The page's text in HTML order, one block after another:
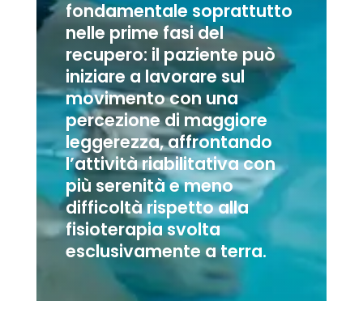
fondamentale soprattutto
nelle prime fasi del
recupero: il paziente può
iniziare a lavorare sul
movimento con una
percezione di maggiore
leggerezza, affrontando
l’attività riabilitativa con
più serenità e meno
difficoltà rispetto alla
fisioterapia svolta
esclusivamente a terra.